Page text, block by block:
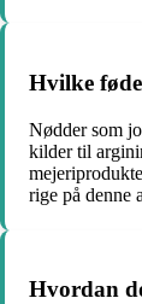
Hvilke
Nødder som
kilder til
rige på denne
Hvordan